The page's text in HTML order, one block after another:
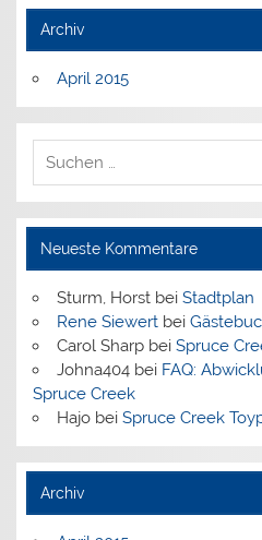
Archiv
April 2015
Neueste Kommentare
Sturm, Horstbei Stadtplan
Rene Siewertbei
Carol Sharpbei Spruce
Johna404bei FAQ:
Spruce Creek
Hajobei Spruce Creek
Archiv